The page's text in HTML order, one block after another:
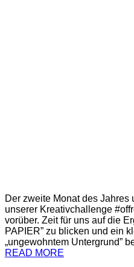
Der zweite Monat des Jahres
unserer Kreativchallenge
vorüber. Zeit für uns auf die
PAPIER” zu blicken und ein
„ungewohntem Untergrund”
READ MORE